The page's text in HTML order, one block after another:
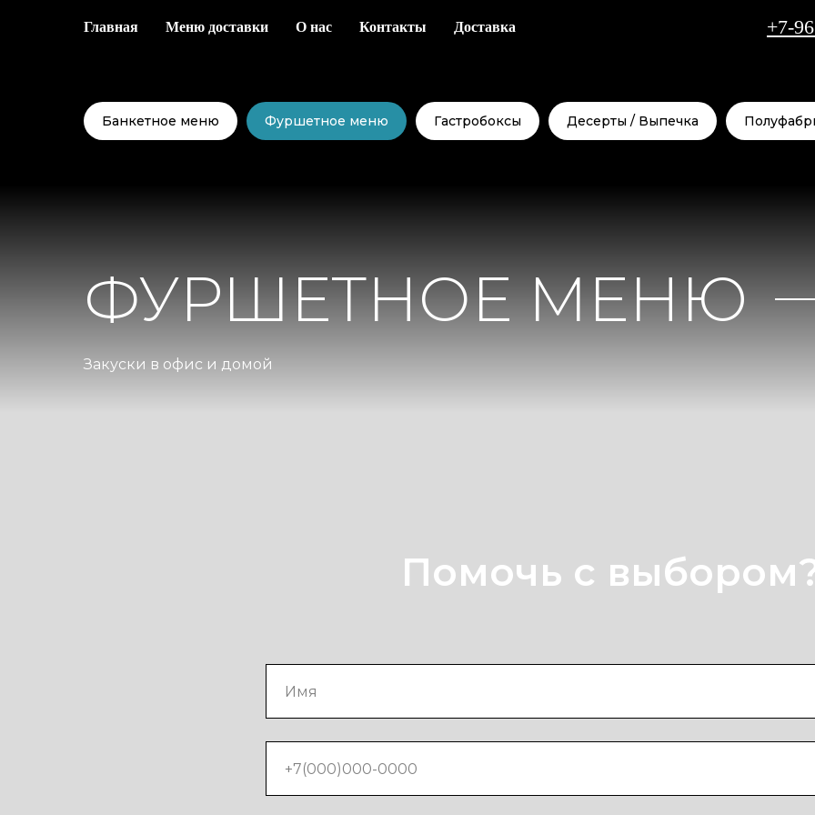
Главная Меню доставки О нас Контакты Доставка +7-
Банкетное меню Фуршетное меню Гастробоксы Десерты / Выпечка
ФУРШЕТНОЕ МЕНЮ
Закуски в офис и домой
Помочь с